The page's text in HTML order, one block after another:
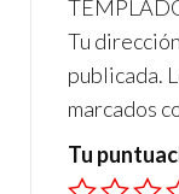
Tu
publicada.
marcados
Tu